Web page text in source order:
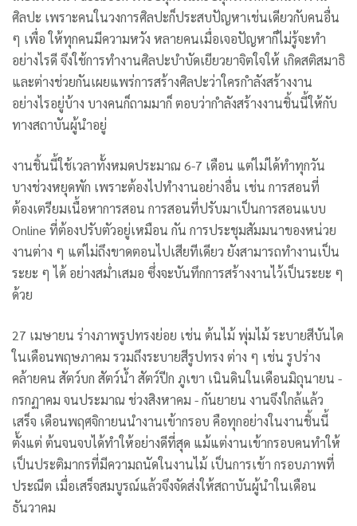
ศิลปะ เพราะคนในวงการศิลปะก็ประสบปัญหาเช่นเดียวกับคนอื่น
ๆ เพื่อ ให้ทุกคนมีความหวัง หลายคนเมื่อเจอปัญหาก็ไม่รู้จะทำ
อย่างไรดี จึงใช้การทำงานศิลปะบำบัดเยียวยาจิตใจให้ เกิดสติสมาธิ
และต่างช่วยกันเผยแพร่การสร้างศิลปะว่าใครกำลังสร้างงาน
อย่างไรอยู่บ้าง บางคนก็ถามมาก็ ตอบว่ากำลังสร้างงานชิ้นนี้ให้กับ
ทางสถาบันผู้นำอยู่
งานชิ้นนี้ใช้เวลาทั้งหมดประมาณ 6-7 เดือน แต่ไม่ได้ทำทุกวัน
บางช่วงหยุดพัก เพราะต้องไปทำงานอย่างอื่น เช่น การสอนที่
ต้องเตรียมเนื้อหาการสอน การสอนที่ปรับมาเป็นการสอนแบบ
Online ที่ต้องปรับตัวอยู่เหมือน กัน การประชุมสัมมนาของหน่วย
งานต่าง ๆ แต่ไม่ถึงขาดตอนไปเสียทีเดียว ยังสามารถทำงานเป็น
ระยะ ๆ ได้ อย่างสม่ำเสมอ ซึ่งจะบันทึกการสร้างงานไว้เป็นระยะ ๆ
ด้วย
27 เมษายน ร่างภาพรูปทรงย่อย เช่น ต้นไม้ พุ่มไม้ ระบายสีบันได
ในเดือนพฤษภาคม รวมถึงระบายสีรูปทรง ต่าง ๆ เช่น รูปร่าง
คล้ายคน สัตว์บก สัตว์น้ำ สัตว์ปีก ภูเขา เนินดินในเดือนมิถุนายน -
กรกฏาคม จนประมาณ ช่วงสิงหาคม - กันยายน งานจึงใกล้แล้ว
เสร็จ เดือนพฤศจิกายนนำงานเข้ากรอบ คือทุกอย่างในงานชิ้นนี้
ตั้งแต่ ต้นจนจบได้ทำให้อย่างดีที่สุด แม้แต่งานเข้ากรอบคนทำให้
เป็นประติมากรที่มีความถนัดในงานไม้ เป็นการเข้า กรอบภาพที่
ประณีต เมื่อเสร็จสมบูรณ์แล้วจึงจัดส่งให้สถาบันผู้นำในเดือน
ธันวาคม